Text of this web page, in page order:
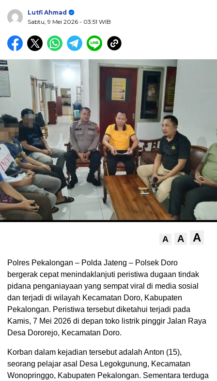
Lutfi Ahmad
Sabtu, 9 Mei 2026 - 03:51 WIB
A A A
Polres Pekalongan – Polda Jateng – Polsek Doro
bergerak cepat menindaklanjuti peristiwa dugaan tindak
pidana penganiayaan yang sempat viral di media sosial
dan terjadi di wilayah Kecamatan Doro, Kabupaten
Pekalongan. Peristiwa tersebut diketahui terjadi pada
Kamis, 7 Mei 2026 di depan toko listrik pinggir Jalan Raya
Desa Dororejo, Kecamatan Doro.
Korban dalam kejadian tersebut adalah Anton (15),
seorang pelajar asal Desa Legokgunung, Kecamatan
Wonopringgo, Kabupaten Pekalongan. Sementara terduga